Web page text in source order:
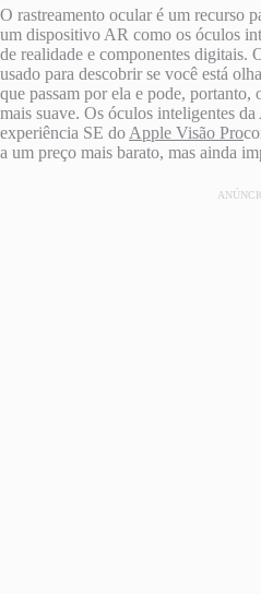
O rastreamento ocular é um recurso
um dispositivo AR como os óculos
de realidade e componentes digitais.
usado para descobrir se você está
que passam por ela e pode,
mais suave. Os óculos inteligentes
experiência SE do Apple Visão Pro
a um preço mais barato, mas ainda